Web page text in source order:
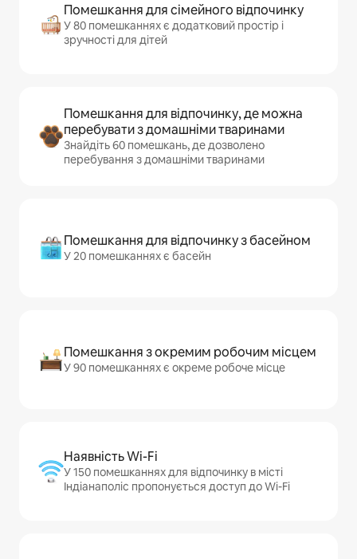
Помешкання для сімейного відпочинку
У 80 помешканнях є додатковий простір і
зручності для дітей
Помешкання для відпочинку, де можна
перебувати з домашніми тваринами
Знайдіть 60 помешкань, де дозволено
перебування з домашніми тваринами
Помешкання для відпочинку з басейном
У 20 помешканнях є басейн
Помешкання з окремим робочим місцем
У 90 помешканнях є окреме робоче місце
Наявність Wi-Fi
У 150 помешканнях для відпочинку в місті
Індіанаполіс пропонується доступ до Wi-Fi